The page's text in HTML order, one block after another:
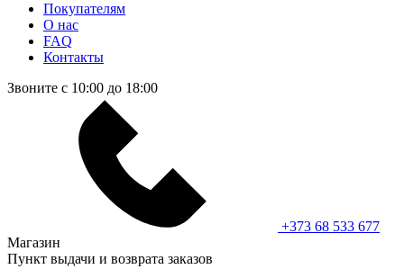
Покупателям
О нас
FAQ
Контакты
Звоните с 10:00 до 18:00
+373 68 533 677
Магазин
Пункт выдачи и возврата заказов